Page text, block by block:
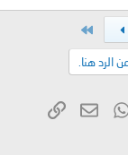
هنا.
WhatsApp
البريد